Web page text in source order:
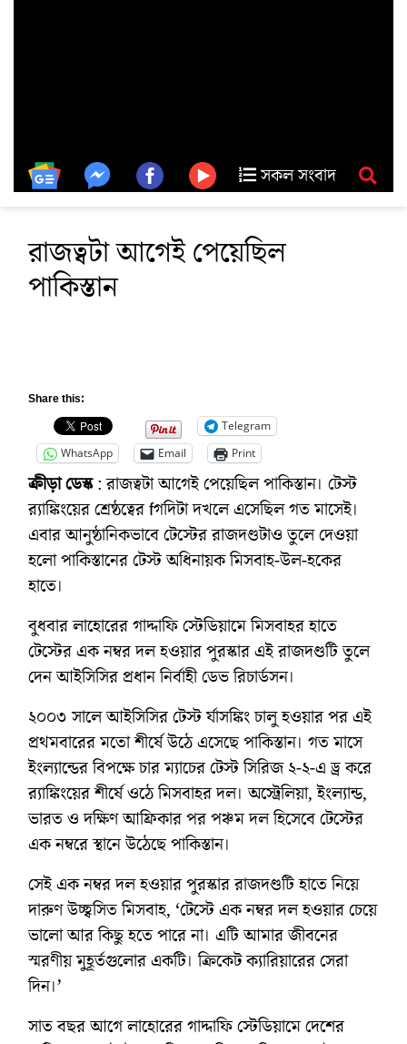
সকল সংবাদ
রাজত্বটা আগেই পেয়েছিল
পাকিস্তান
Share this:
Telegram
WhatsApp
Email Print
ক্রীড়া ডেস্ক: রাজত্বটা আগেই পেয়েছিল পাকিস্তান। টেস্ট
র‌্যাঙ্কিংয়ের শ্রেষ্ঠত্বের fগদিটা দখলে এসেছিল গত মাসেই।
এবার আনুষ্ঠানিকভাবে টেস্টের রাজদণ্ডটাও তুলে দেওয়া
হলো পাকিস্তানের টেস্ট অধিনায়ক মিসবাহ-উল-হকের
হাতে।
বুধবার লাহোরের গাদ্দাফি স্টেডিয়ামে মিসবাহর হাতে
টেস্টের এক নম্বর দল হওয়ার পুরস্কার এই রাজদণ্ডটি তুলে
দেন আইসিসির প্রধান নির্বাহী ডেভ রিচার্ডসন।
২০০৩ সালে আইসিসির টেস্ট র্যাসঙ্কিং চালু হওয়ার পর এই
প্রথমবারের মতো শীর্ষে উঠে এসেছে পাকিস্তান। গত মাসে
ইংল্যান্ডের বিপক্ষে চার ম্যাচের টেস্ট সিরিজ ২-২-এ ড্র করে
র‌্যাঙ্কিংয়ের শীর্ষে ওঠে মিসবাহর দল। অস্ট্রেলিয়া, ইংল্যান্ড,
ভারত ও দক্ষিণ আফ্রিকার পর পঞ্চম দল হিসেবে টেস্টের
এক নম্বরে স্থানে উঠেছে পাকিস্তান।
সেই এক নম্বর দল হওয়ার পুরস্কার রাজদণ্ডটি হাতে নিয়ে
দারুণ উচ্ছ্বসিত মিসবাহ, ‘টেস্টে এক নম্বর দল হওয়ার চেয়ে
ভালো আর কিছু হতে পারে না। এটি আমার জীবনের
স্মরণীয় মুহূর্তগুলোর একটি। ক্রিকেট ক্যারিয়ারের সেরা
দিন।’
সাত বছর আগে লাহোরের গাদ্দাফি স্টেডিয়ামে দেশের